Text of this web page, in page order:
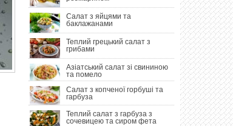
Салат з яйцями та
баклажанами
Теплий грецький салат з
грибами
Азіатський салат зі свининою
та помело
Салат з копченої горбуші та
гарбуза
Теплий салат з гарбуза з
сочевицею та сиром фета